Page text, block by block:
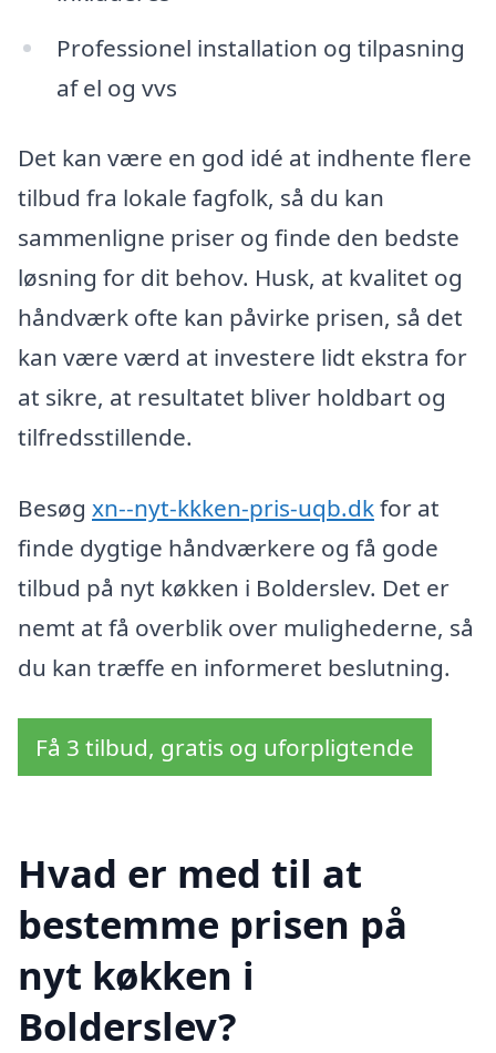
Professionel installation og tilpasning
af el og vvs
Det kan være en god idé at indhente flere
tilbud fra lokale fagfolk, så du kan
sammenligne priser og finde den bedste
løsning for dit behov. Husk, at kvalitet og
håndværk ofte kan påvirke prisen, så det
kan være værd at investere lidt ekstra for
at sikre, at resultatet bliver holdbart og
tilfredsstillende.
Besøg xn--nyt-kkken-pris-uqb.dkfor at
finde dygtige håndværkere og få gode
tilbud på nyt køkken i Bolderslev. Det er
nemt at få overblik over mulighederne, så
du kan træffe en informeret beslutning.
Få 3 tilbud, gratis og uforpligtende
Hvad er med til at
bestemme prisen på
nyt køkken i
Bolderslev?